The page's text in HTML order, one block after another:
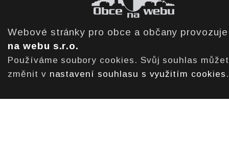
Webové stránky pro obce a občany
na webu s.r.o.
Používáme soubory cookies. Svůj souhlas
změnit v nastavení souhlasu s využitím cookies .